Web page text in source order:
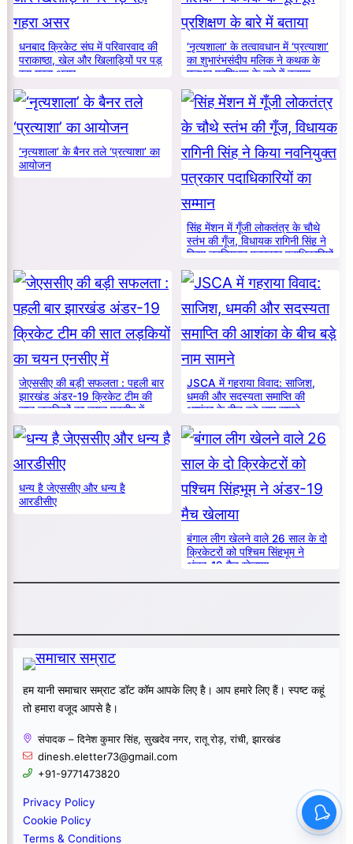
धनबाद क्रिकेट संघ में परिवारवाद की
पराकाष्ठा, खेल और खिलाड़ियों पर पड़
रहा गहरा असर
‘नृत्यशाला’ के तत्वावधान में ‘प्रत्याशा’
का शुभारंभसंदीप मलिक ने कथक के
मूलभूत प्रशिक्षण के बारे में बताया
‘नृत्यशाला’ के बैनर तले ‘प्रत्याशा’ का
आयोजन
सिंह मेंशन में गूँजी लोकतंत्र के चौथे
स्तंभ की गूँज, विधायक रागिनी सिंह ने
किया नवनियुक्त पत्रकार पदाधिकारियों
का सम्मान
जेएससीए की बड़ी सफलता : पहली बार
झारखंड अंडर-19 क्रिकेट टीम की
सात लड़कियों का चयन एनसीए में
JSCA में गहराया विवाद: साजिश,
धमकी और सदस्यता समाप्ति की
आशंका के बीच बड़े नाम सामने
धन्य है जेएससीए और धन्य है
आरडीसीए
बंगाल लीग खेलने वाले 26 साल के दो
क्रिकेटरों को पश्चिम सिंहभूम ने
अंडर-19 मैच खेलाया
हम यानी समाचार सम्राट डॉट कॉम आपके लिए है। आप हमारे लिए हैं। स्पष्ट कहूं
तो हमारा वजूद आपसे है।
संपादक – दिनेश कुमार सिंह, सुखदेव नगर, रातू रोड़, रांची, झारखंड
dinesh.eletter73@gmail.com
+91-9771473820
Privacy Policy
Cookie Policy
Terms & Conditions